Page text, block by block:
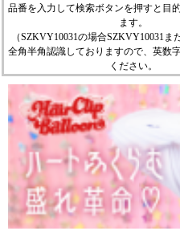
品番を入力して検索ボタンを押すと目
ます。
（SZKVY10031の場合SZKVY10031ま
全角半角認識しておりますので、英数
ください。